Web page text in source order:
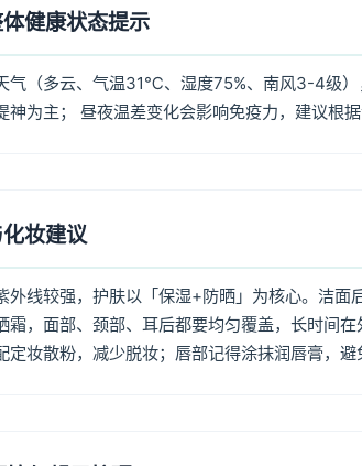
健康状态提示
气（多云、气温31℃、湿度75%、南风3-4级
神为主； 昼夜温差变化会影响免疫力，建议根
妆建议
外线较强，护肤以「保湿+防晒」为核心。洁
霜，面部、颈部、耳后都要均匀覆盖，长时间
定妆散粉，减少脱妆；唇部记得涂抹润唇膏，避